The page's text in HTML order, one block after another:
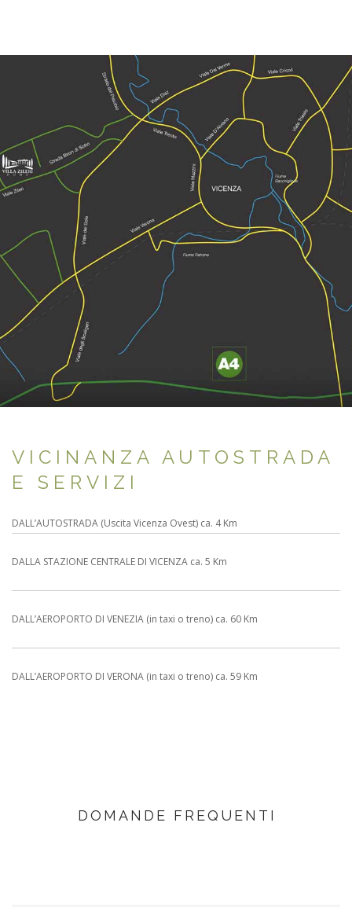
VICINANZA AUTOSTRADA
E SERVIZI
DALL’AUTOSTRADA (Uscita Vicenza Ovest) ca. 4 Km
DALLA STAZIONE CENTRALE DI VICENZA ca. 5 Km
DALL’AEROPORTO DI VENEZIA (in taxi o treno) ca. 60 Km
DALL’AEROPORTO DI VERONA (in taxi o treno) ca. 59 Km
DOMANDE FREQUENTI